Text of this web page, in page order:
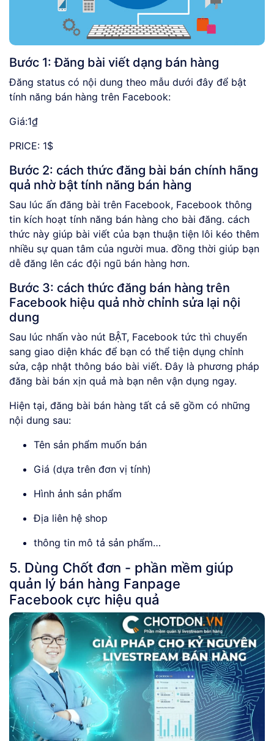
Bước 1: Đăng bài viết dạng bán hàng
Đăng status có nội dung theo mẫu dưới đây để bật
tính năng bán hàng trên Facebook:
Giá:1₫
PRICE: 1$
Bước 2: cách thức đăng bài bán chính hãng
quả nhờ bật tính năng bán hàng
Sau lúc ấn đăng bài trên Facebook, Facebook thông
tin kích hoạt tính năng bán hàng cho bài đăng. cách
thức này giúp bài viết của bạn thuận tiện lôi kéo thêm
nhiều sự quan tâm của người mua. đồng thời giúp bạn
dễ đăng lên các đội ngũ bán hàng hơn.
Bước 3: cách thức đăng bán hàng trên
Facebook hiệu quả nhờ chỉnh sửa lại nội
dung
Sau lúc nhấn vào nút BẬT, Facebook tức thì chuyển
sang giao diện khác để bạn có thể tiện dụng chỉnh
sửa, cập nhật thông báo bài viết. Đây là phương pháp
đăng bài bán xịn quả mà bạn nên vận dụng ngay.
Hiện tại, đăng bài bán hàng tất cả sẽ gồm có những
nội dung sau:
Tên sản phẩm muốn bán
Giá (dựa trên đơn vị tính)
Hình ảnh sản phẩm
Địa liên hệ shop
thông tin mô tả sản phẩm…
5. Dùng Chốt đơn - phần mềm giúp
quản lý bán hàng Fanpage
Facebook cực hiệu quả